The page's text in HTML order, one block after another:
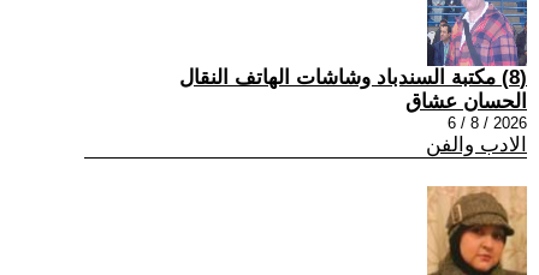
(8) مكتبة السندباد وشاشات الهاتف النقال
الحسان عشاق
2026 / 8 / 6
الادب والفن